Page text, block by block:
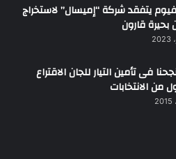
يتفقد شركة “إميسال” لاستخراج
بحيرة قارون
فى تأمين التيار للجان الاقتراع
من الانتخابات